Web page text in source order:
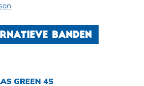
BANDEN
GREEN 4S